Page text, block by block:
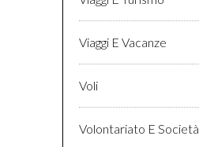
Viaggi E Vacanze
Voli
Volontariato E Società